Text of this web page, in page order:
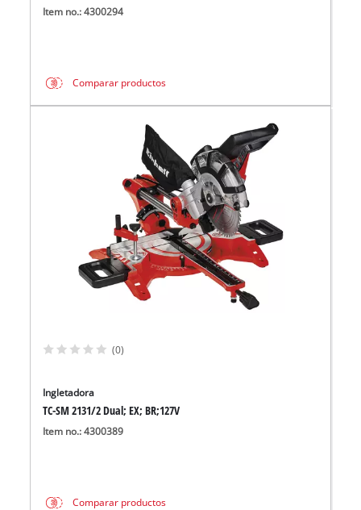
Item no.: 4300294
Comparar productos
(0)
Ingletadora
TC-SM 2131/2 Dual; EX; BR;127V
Item no.: 4300389
Comparar productos